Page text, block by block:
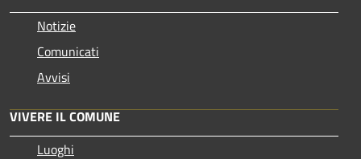
Notizie
Comunicati
Avvisi
VIVERE IL COMUNE
Luoghi